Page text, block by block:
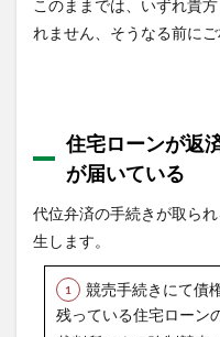
このままでは、いずれ貴
れません、そうなる前にご
住宅ローンが返
が届いている
代位弁済の手続きが取ら
生します。
競売手続きにて債
残っている住宅ローン